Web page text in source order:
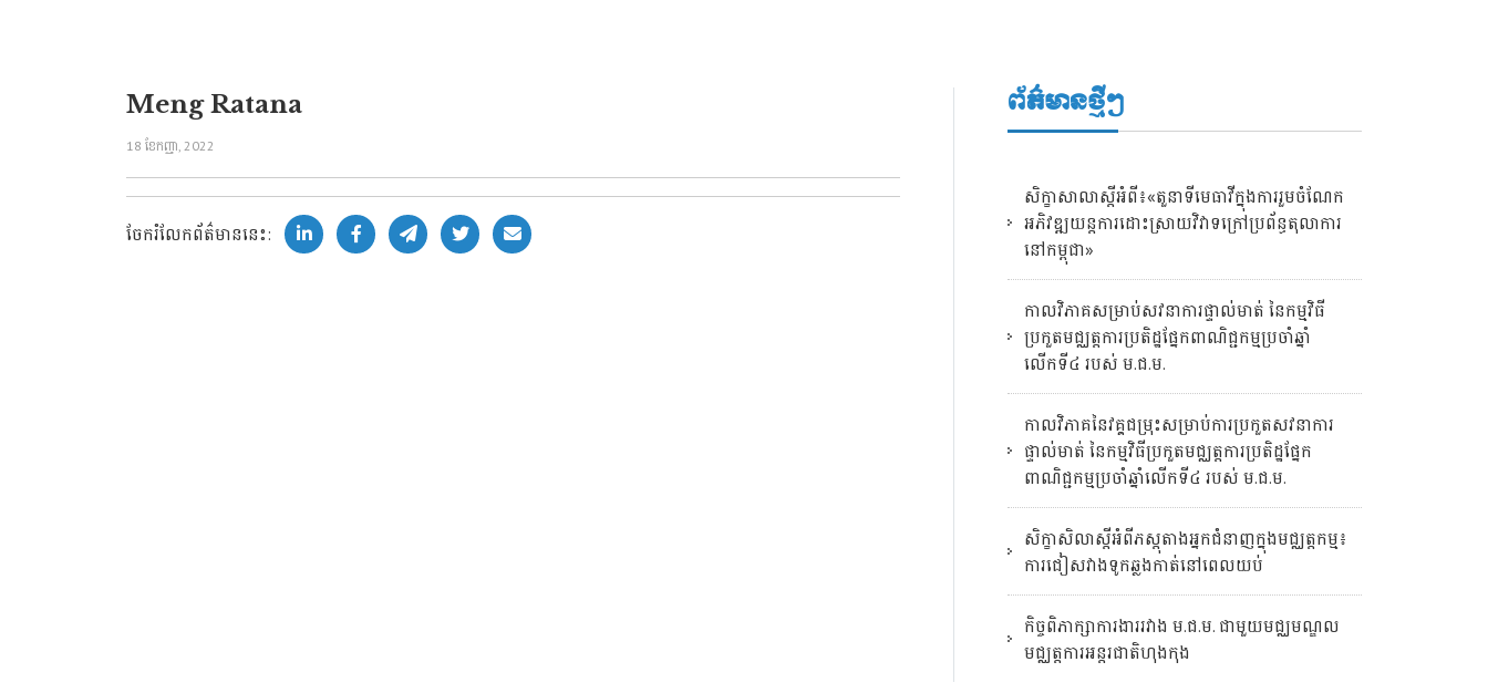
Meng Ratana
18 ខែ​កញ្ញា, 2022
ចែករំលែកព័ត៌មាននេះ:
ព័ត៌មានថ្មីៗ
សិក្ខាសាលាស្តីអំពី៖«តួនាទីមេធាវីក្នុងការរួមចំណែក
អភិវឌ្ឍយន្តការដោះស្រាយវិវាទក្រៅប្រព័ន្ធតុលាការ
នៅកម្ពុជា»
កាលវិភាគសម្រាប់សវនាការផ្ទាល់មាត់ នៃកម្មវិធី
ប្រកួតមជ្ឈត្តការប្រតិដ្ឋផ្នែកពាណិជ្ជកម្មប្រចាំឆ្នាំ
លើកទី៤ របស់ ម.ជ.ម.
កាលវិភាគនៃវគ្គជម្រុះសម្រាប់ការប្រកួតសវនាការ
ផ្ទាល់មាត់ នៃកម្មវិធីប្រកួតមជ្ឈត្តការប្រតិដ្ឋផ្នែក
ពាណិជ្ជកម្មប្រចាំឆ្នាំលើកទី៤ របស់ ម.ជ.ម.
សិក្ខាសិលាស្ដីអំពីភស្តុតាងអ្នកជំនាញក្នុងមជ្ឈត្តកម្ម៖
ការជៀសវាងទូកឆ្លងកាត់នៅពេលយប់
កិច្ចពិភាក្សាការងាររវាង ម.ជ.ម. ជាមួយមជ្ឈមណ្ឌល
មជ្ឈត្តការអន្តរជាតិហុងកុង